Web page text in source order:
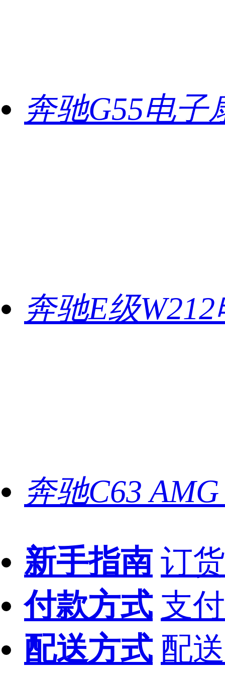
奔驰G55电子
奔驰E级
奔驰C63
新手指南 订
付款方式 支
配送方式 配